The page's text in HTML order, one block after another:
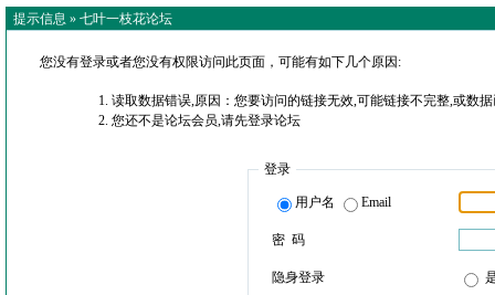
提示信息 » 七叶一枝花论坛
您没有登录或者您没有权限访问此页面，可能有如下几个原因:
读取数据错误,原因：您要访问的链接无效,可能链接不完整,或数
您还不是论坛会员,请先登录论坛
登录
用户名 Email
密 码
隐身登录